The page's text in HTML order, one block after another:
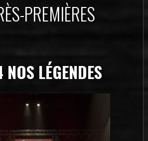
PREMIÈRES
LÉGENDES